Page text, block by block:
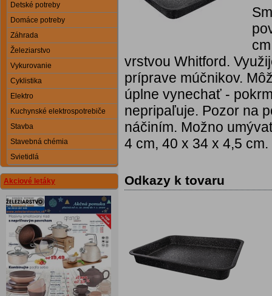
Detské potreby
Domáce potreby
Záhrada
Železiarstvo
Vykurovanie
Cyklistika
Elektro
Kuchynské elektrospotrebiče
Stavba
Stavebná chémia
Svietidlá
Akciové letáky
vrstvou Whitford.
príprave múčnikov.
úplne vynechať -
nepripaľuje. Pozor na
náčiním. Možno
4 cm, 40 x 34 x 4,5 cm.
Odkazy k tovaru